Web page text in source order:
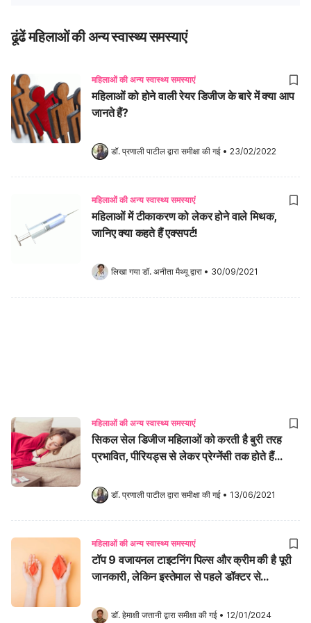
ढूंढें महिलाओं की अन्य स्वास्थ्य समस्याएं
महिलाओं की अन्य स्वास्थ्य समस्याएं
महिलाओं को होने वाली रेयर डिजीज के बारे में क्या आप
जानते हैं?
डॉ. प्रणाली पाटील द्वारा समीक्षा की गई • 23/02/2022
महिलाओं की अन्य स्वास्थ्य समस्याएं
महिलाओं में टीकाकरण को लेकर होने वाले मिथक,
जानिए क्या कहते हैं एक्सपर्ट!
लिखा गया डॉ. अनीता मैथ्यू द्वारा • 30/09/2021
महिलाओं की अन्य स्वास्थ्य समस्याएं
सिकल सेल डिजीज महिलाओं को करती है बुरी तरह
प्रभावित, पीरियड्स से लेकर प्रेग्नेंसी तक होते हैं
डॉ. प्रणाली पाटील द्वारा समीक्षा की गई • 13/06/2021
महिलाओं की अन्य स्वास्थ्य समस्याएं
टॉप 9 वजायनल टाइटनिंग पिल्स और क्रीम की है पूरी
जानकारी, लेकिन इस्तेमाल से पहले डॉक्टर से
डॉ. हेमाक्षी जत्तानी द्वारा समीक्षा की गई • 12/01/2024